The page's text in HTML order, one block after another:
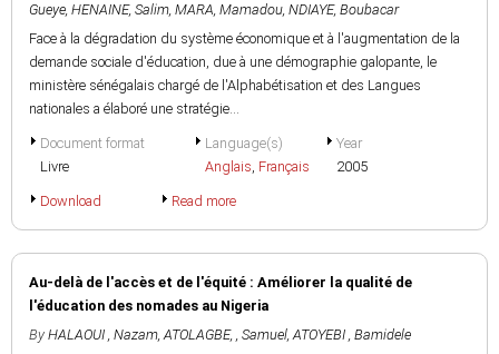
Gueye, HENAINE, Salim, MARA, Mamadou, NDIAYE, Boubacar
Face à la dégradation du système économique et à l'augmentation de la
demande sociale d'éducation, due à une démographie galopante, le
ministère sénégalais chargé de l'Alphabétisation et des Langues
nationales a élaboré une stratégie...
Document format
Livre
Language(s)
Anglais, Français
Year
2005
Download Read more
Au-delà de l'accès et de l'équité : Améliorer la qualité de
l'éducation des nomades au Nigeria
By HALAOUI , Nazam,ATOLAGBE, , Samuel,ATOYEBI , Bamidele